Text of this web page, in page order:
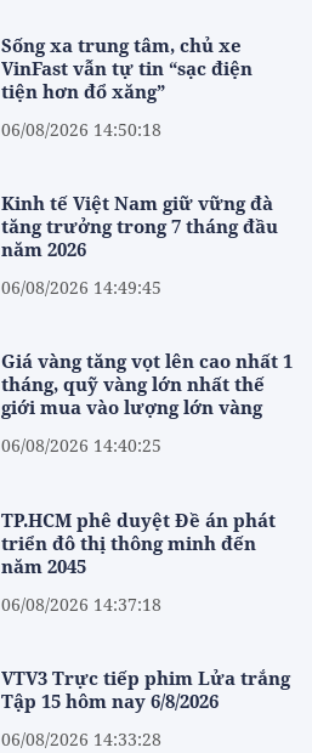
Sống xa trung tâm, chủ xe
VinFast vẫn tự tin “sạc điện
tiện hơn đổ xăng”
06/08/2026 14:50:18
Kinh tế Việt Nam giữ vững đà
tăng trưởng trong 7 tháng đầu
năm 2026
06/08/2026 14:49:45
Giá vàng tăng vọt lên cao nhất 1
tháng, quỹ vàng lớn nhất thế
giới mua vào lượng lớn vàng
06/08/2026 14:40:25
TP.HCM phê duyệt Đề án phát
triển đô thị thông minh đến
năm 2045
06/08/2026 14:37:18
VTV3 Trực tiếp phim Lửa trắng
Tập 15 hôm nay 6/8/2026
06/08/2026 14:33:28